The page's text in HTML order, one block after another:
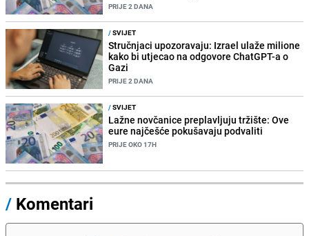
PRIJE 2 DANA
/SVIJET
Stručnjaci upozoravaju: Izrael ulaže milione
kako bi utjecao na odgovore ChatGPT-a o
Gazi
PRIJE 2 DANA
/SVIJET
Lažne novčanice preplavljuju tržište: Ove
eure najčešće pokušavaju podvaliti
PRIJE OKO 17H
/ Komentari